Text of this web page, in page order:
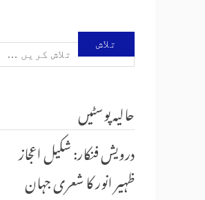
تلاش
برائے:
حالیہ پوسٹیں
درویش فنکار: شکیل اعجاز
ظہیر انور کا شعری جہان